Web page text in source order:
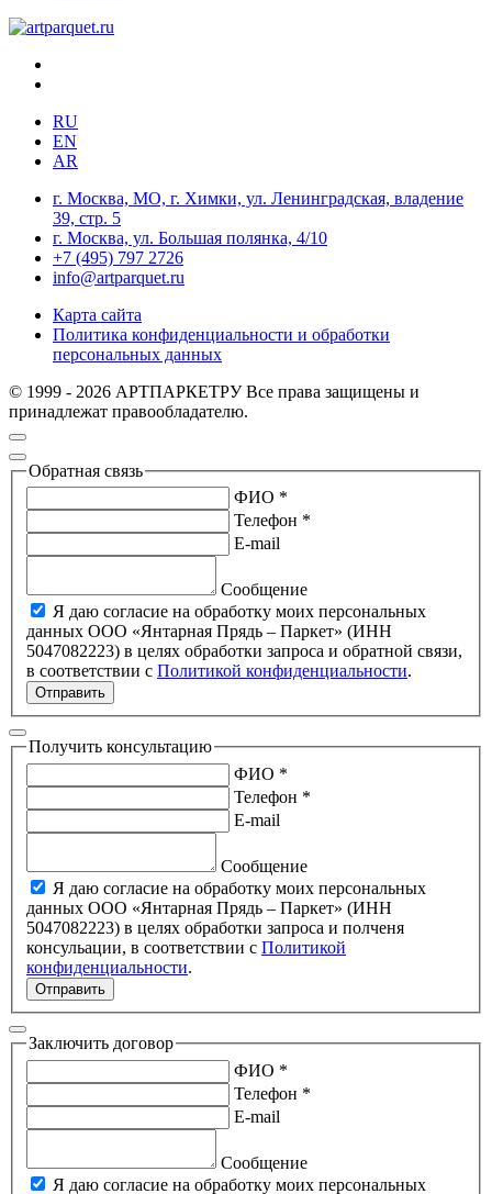
RU
EN
AR
г. Москва, МО, г. Химки, ул. Ленинградская, владение
39, стр. 5
г. Москва, ул. Большая полянка, 4/10
+7 (495) 797 2726
info@artparquet.ru
Карта сайта
Политика конфиденциальности и обработки
персональных данных
© 1999 - 2026 АРТПАРКЕТРУ Все права защищены и
принадлежат правообладателю.
Обратная связь
ФИО *
Телефон *
E-mail
Сообщение
Я даю согласие на обработку моих персональных
данных ООО «Янтарная Прядь – Паркет» (ИНН
5047082223) в целях обработки запроса и обратной связи,
в соответствии с Политикой конфиденциальности.
Отправить
Получить консультацию
ФИО *
Телефон *
E-mail
Сообщение
Я даю согласие на обработку моих персональных
данных ООО «Янтарная Прядь – Паркет» (ИНН
5047082223) в целях обработки запроса и полченя
консульации, в соответствии с Политикой
конфиденциальности.
Отправить
Заключить договор
ФИО *
Телефон *
E-mail
Сообщение
Я даю согласие на обработку моих персональных